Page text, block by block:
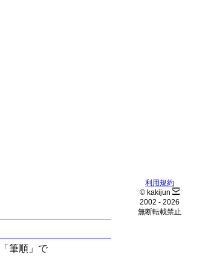
筆順」で
利用規約
© kakijun
2002 - 2026
無断転載禁止